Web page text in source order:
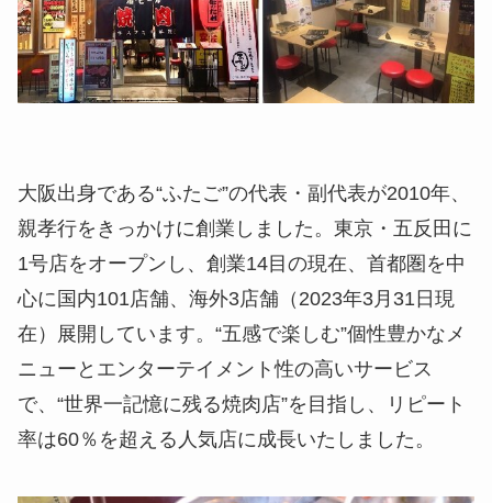
大阪出身である“ふたご”の代表・副代表が2010年、
親孝行をきっかけに創業しました。東京・五反田に
1号店をオープンし、創業14目の現在、首都圏を中
心に国内101店舗、海外3店舗（2023年3月31日現
在）展開しています。“五感で楽しむ”個性豊かなメ
ニューとエンターテイメント性の高いサービス
で、“世界一記憶に残る焼肉店”を目指し、リピート
率は60％を超える人気店に成長いたしました。